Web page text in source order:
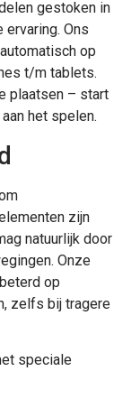
gestoken in
Ons
op
t/m tablets.
plaatsen – start
het spelen.
zijn
natuurlijk door
Onze
op
zelfs bij tragere
speciale